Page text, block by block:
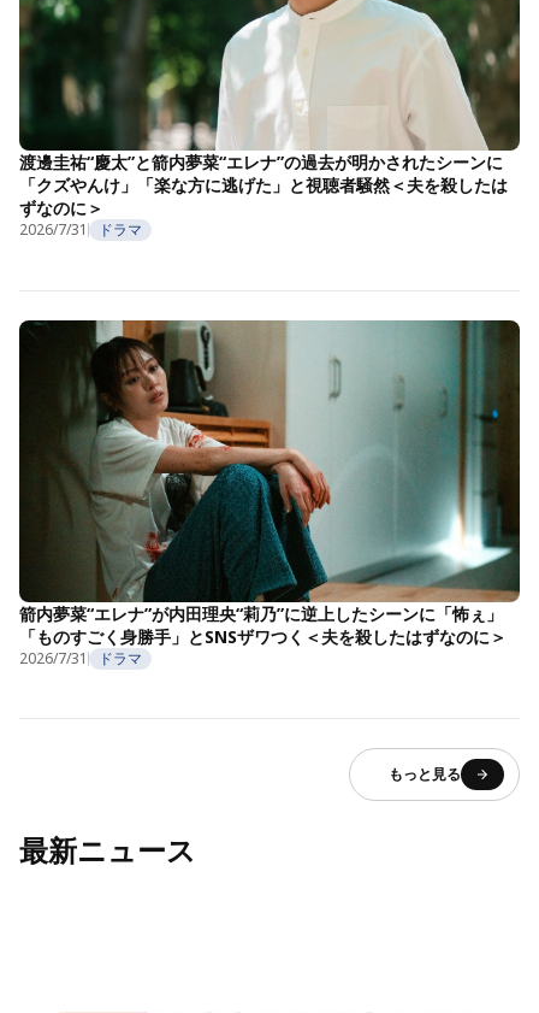
渡邊圭祐“慶太”と箭内夢菜“エレナ”の過去が明かされたシーンに
「クズやんけ」「楽な方に逃げた」と視聴者騒然＜夫を殺したは
ずなのに＞
2026/7/31 ドラマ
箭内夢菜“エレナ”が内田理央“莉乃”に逆上したシーンに「怖ぇ」
「ものすごく身勝手」とSNSザワつく＜夫を殺したはずなのに＞
2026/7/31 ドラマ
もっと見る
最新ニュース